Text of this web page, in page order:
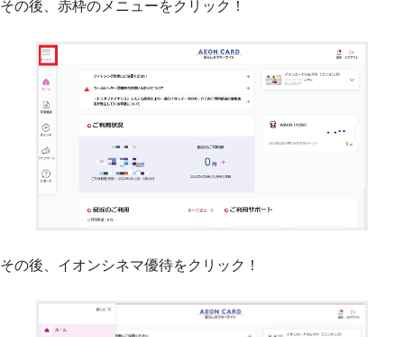
その後、赤枠のメニューをクリック！
その後、イオンシネマ優待をクリック！